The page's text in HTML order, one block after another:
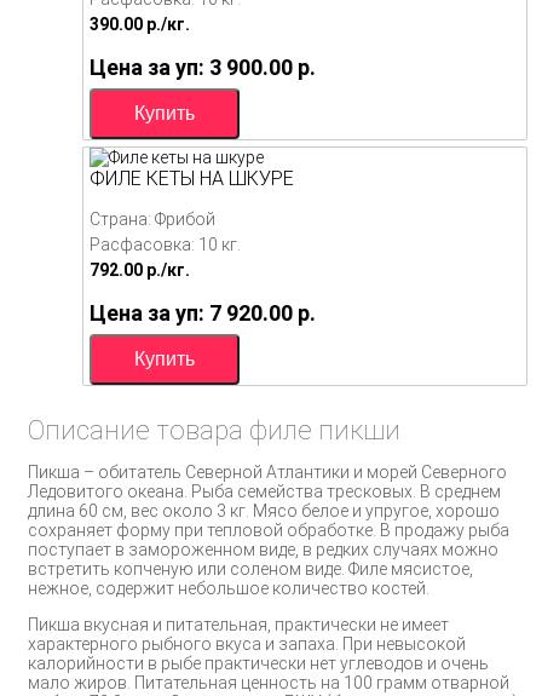
390.00 p./кг.
Цена за уп: 3 900.00 p.
ФИЛЕ КЕТЫ НА ШКУРЕ
Страна: Фрибой
Расфасовка: 10 кг.
792.00 p./кг.
Цена за уп: 7 920.00 p.
Описание товара филе пикши
Пикша – обитатель Северной Атлантики и морей Северного
Ледовитого океана. Рыба семейства тресковых. В среднем
длина 60 см, вес около 3 кг. Мясо белое и упругое, хорошо
сохраняет форму при тепловой обработке. В продажу рыба
поступает в замороженном виде, в редких случаях можно
встретить копченую или соленом виде. Филе мясистое,
нежное, содержит небольшое количество костей.
Пикша вкусная и питательная, практически не имеет
характерного рыбного вкуса и запаха. При невысокой
калорийности в рыбе практически нет углеводов и очень
мало жиров. Питательная ценность на 100 грамм отварной